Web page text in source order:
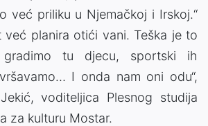
već priliku u Njemačkoj i Irskoj.“
već planira otići vani. Teška je to
tu djecu, sportski ih
I onda nam oni odu“,
voditeljica Plesnog studija
za kulturu Mostar.